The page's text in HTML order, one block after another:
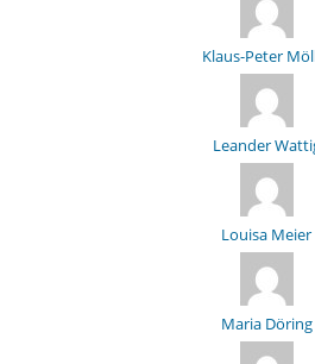
Klaus-Peter
Leander
Louisa Meier
Maria Döring